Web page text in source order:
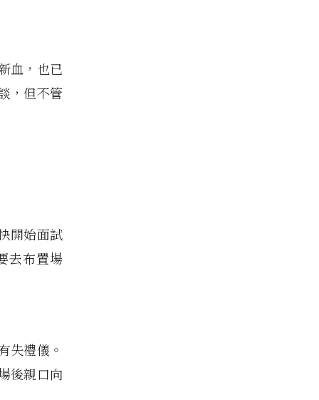
血，也已
，但不管
開始面試
去布置場
失禮儀。
後親口向